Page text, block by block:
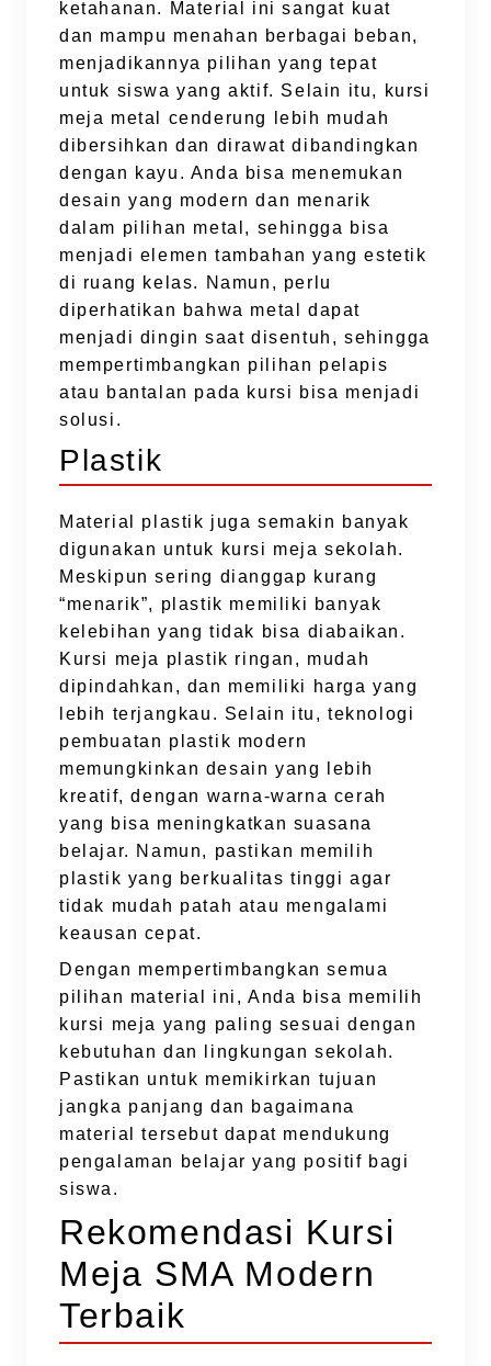
ketahanan. Material ini sangat kuat
dan mampu menahan berbagai beban,
menjadikannya pilihan yang tepat
untuk siswa yang aktif. Selain itu, kursi
meja metal cenderung lebih mudah
dibersihkan dan dirawat dibandingkan
dengan kayu. Anda bisa menemukan
desain yang modern dan menarik
dalam pilihan metal, sehingga bisa
menjadi elemen tambahan yang estetik
di ruang kelas. Namun, perlu
diperhatikan bahwa metal dapat
menjadi dingin saat disentuh, sehingga
mempertimbangkan pilihan pelapis
atau bantalan pada kursi bisa menjadi
solusi.
Plastik
Material plastik juga semakin banyak
digunakan untuk kursi meja sekolah.
Meskipun sering dianggap kurang
“menarik”, plastik memiliki banyak
kelebihan yang tidak bisa diabaikan.
Kursi meja plastik ringan, mudah
dipindahkan, dan memiliki harga yang
lebih terjangkau. Selain itu, teknologi
pembuatan plastik modern
memungkinkan desain yang lebih
kreatif, dengan warna-warna cerah
yang bisa meningkatkan suasana
belajar. Namun, pastikan memilih
plastik yang berkualitas tinggi agar
tidak mudah patah atau mengalami
keausan cepat.
Dengan mempertimbangkan semua
pilihan material ini, Anda bisa memilih
kursi meja yang paling sesuai dengan
kebutuhan dan lingkungan sekolah.
Pastikan untuk memikirkan tujuan
jangka panjang dan bagaimana
material tersebut dapat mendukung
pengalaman belajar yang positif bagi
siswa.
Rekomendasi Kursi
Meja SMA Modern
Terbaik